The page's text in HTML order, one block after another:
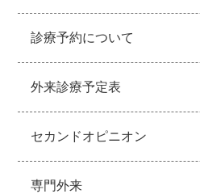
診療予約について
外来診療予定表
セカンドオピニオン
専門外来